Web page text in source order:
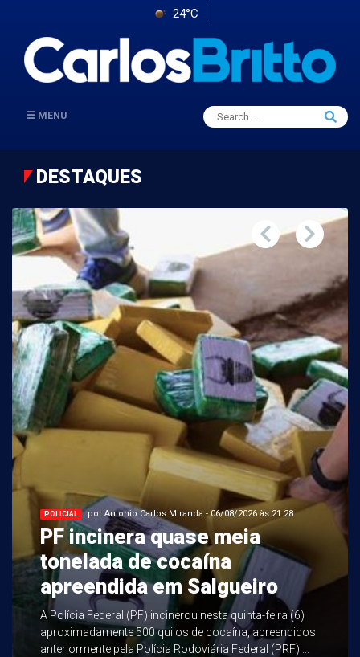
24°C
MENU
Search
for:
Search
DESTAQUES
POLICIAL por Antonio Carlos Miranda - 06/08/2026 às 21:28
PF incinera quase meia
tonelada de cocaína
apreendida em Salgueiro
A Polícia Federal (PF) incinerou nesta quinta-feira (6)
aproximadamente 500 quilos de cocaína, apreendidos
anteriormente pela Polícia Rodoviária Federal (PRF) ...